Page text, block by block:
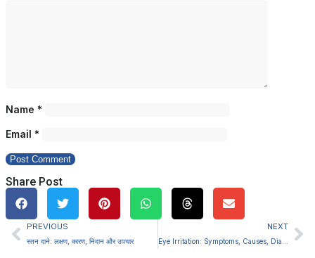
Name *
Email *
Share Post
PREVIOUS
स्तन दाने: लक्षण, कारण, निदान और उपचार
NEXT